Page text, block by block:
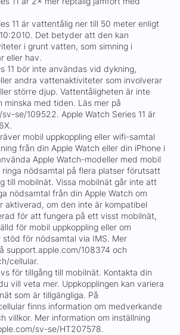
11 är vattentålig ner till 50 meter enligt
Det betyder att den kan
i grunt vatten, som simning i
eller hav.
11 bör inte användas vid dykning,
andra vattenaktiviteter som involverar
större djup. Vattentåligheten är inte
minska med tiden. Läs mer på
se/109522. Apple Watch Series 11 är
mobil uppkoppling eller wifi-samtal
från din Apple Watch eller din iPhone i
Apple Watch-modeller med mobil
nödsamtal på flera platser förutsatt
till mobilnät. Vissa mobilnät går inte att
nödsamtal från din Apple Watch om
aktiverad, om den inte är kompatibel
för att fungera på ett visst mobilnät,
för mobil uppkoppling eller om
för nödsamtal via IMS. Mer
support.apple.com/108374 och
cellular.
för tillgång till mobilnät. Kontakta din
vill veta mer. Uppkopplingen kan variera
som är tillgängliga. På
finns information om medverkande
villkor. Mer information om inställning
sv-se/HT207578.